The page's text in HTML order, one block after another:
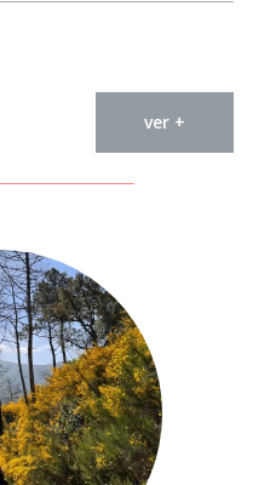
ver +